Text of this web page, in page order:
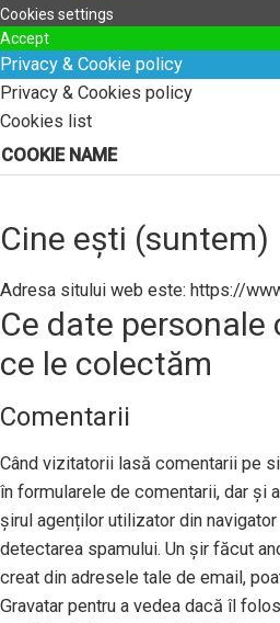
Cookies settings
Accept
Privacy & Cookie policy
Privacy & Cookies policy
Cookies list
COOKIE NAME
Cine ești (suntem)
Adresa sitului web este: https://
Ce date personale
ce le colectăm
Comentarii
Când vizitatorii lasă comentarii pe
în formularele de comentarii, dar și
șirul agenților utilizator din navigator
detectarea spamului. Un șir făcut
creat din adresele tale de email,
Gravatar pentru a vedea dacă îl